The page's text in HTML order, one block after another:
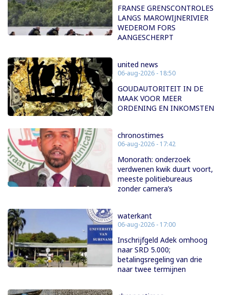
FRANSE GRENSCONTROLES
LANGS MAROWIJNERIVIER
WEDEROM FORS
AANGESCHERPT
united news
06-aug-2026 - 18:50
GOUDAUTORITEIT IN DE
MAAK VOOR MEER
ORDENING EN INKOMSTEN
chronostimes
06-aug-2026 - 17:42
Monorath: onderzoek
verdwenen kwik duurt voort,
meeste politiebureaus
zonder camera’s
waterkant
06-aug-2026 - 17:00
Inschrijfgeld Adek omhoog
naar SRD 5.000;
betalingsregeling van drie
naar twee termijnen